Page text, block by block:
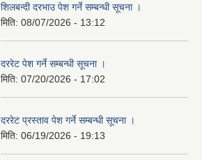
शिलबन्दी दरभाउ पेश गर्ने सम्बन्धी सूचना ।
मिति: 08/07/2026 - 13:12
दररेट पेश गर्ने सम्बन्धी सूचना ।
मिति: 07/20/2026 - 17:02
दररेट प्रस्ताव पेश गर्ने सम्बन्धी सूचना ।
मिति: 06/19/2026 - 19:13